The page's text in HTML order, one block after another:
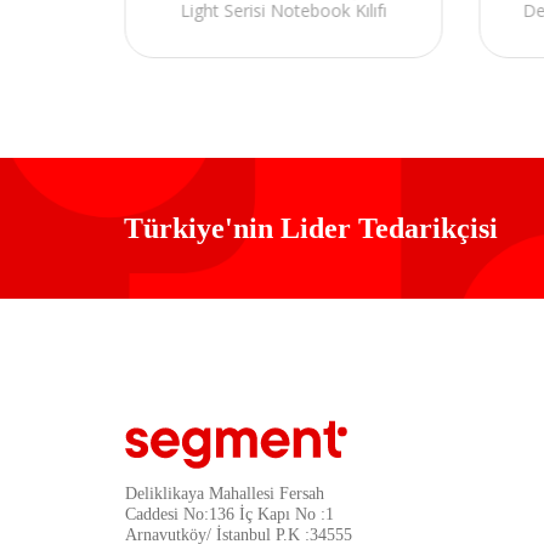
Light Serisi Notebook Kılıfı
Türkiye'nin Lider Tedarikçisi
Deliklikaya Mahallesi Fersah
Caddesi No:136 İç Kapı No :1
Arnavutköy/ İstanbul P.K :34555